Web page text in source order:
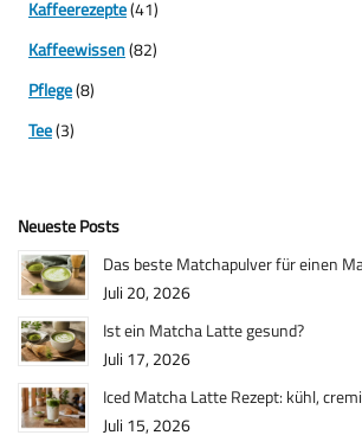
Kaffeerezepte(41)
Kaffeewissen(82)
Pflege(8)
Tee(3)
Neueste Posts
Das beste Matchapulver für einen
Juli 20, 2026
Ist ein Matcha Latte gesund?
Juli 17, 2026
Iced Matcha Latte Rezept: kühl,
Juli 15, 2026